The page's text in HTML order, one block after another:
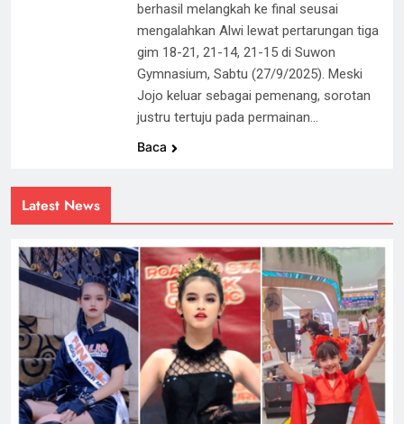
Latest News
berhasil melangkah ke final seusai
mengalahkan Alwi lewat pertarungan tiga
gim 18-21, 21-14, 21-15 di Suwon
Gymnasium, Sabtu (27/9/2025). Meski
Jojo keluar sebagai pemenang, sorotan
justru tertuju pada permainan…
Baca